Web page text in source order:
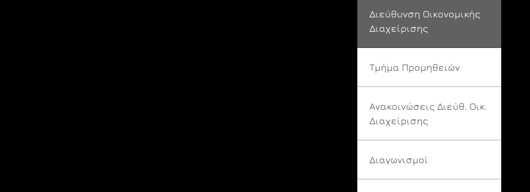
Διεύθυνση Οικονομικής
Διαχείρισης
Τμήμα Προμηθειών
Ανακοινώσεις Διεύθ. Οικ.
Διαχείρισης
Διαγωνισμοί